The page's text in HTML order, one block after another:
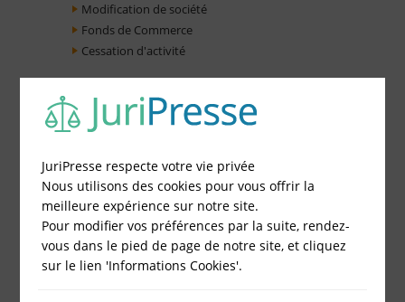
Modification de société
Fonds de Commerce
Cessation d'activité
JuriPresse respecte votre vie privée
Nous utilisons des cookies pour vous offrir la
meilleure expérience sur notre site.
Pour modifier vos préférences par la suite, rendez-
vous dans le pied de page de notre site, et cliquez
sur le lien 'Informations Cookies'.